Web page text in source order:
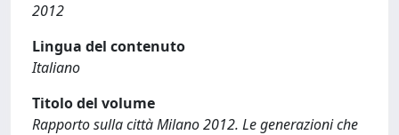
2012
Lingua del contenuto
Italiano
Titolo del volume
Rapporto sulla città Milano 2012. Le generazioni che